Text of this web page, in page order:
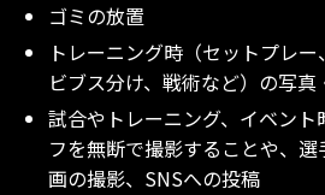
ゴミの放置
トレーニング時（セットプレー
ビブス分け、戦術など）の写
試合やトレーニング、イベント
フを無断で撮影することや、
画の撮影、SNSへの投稿